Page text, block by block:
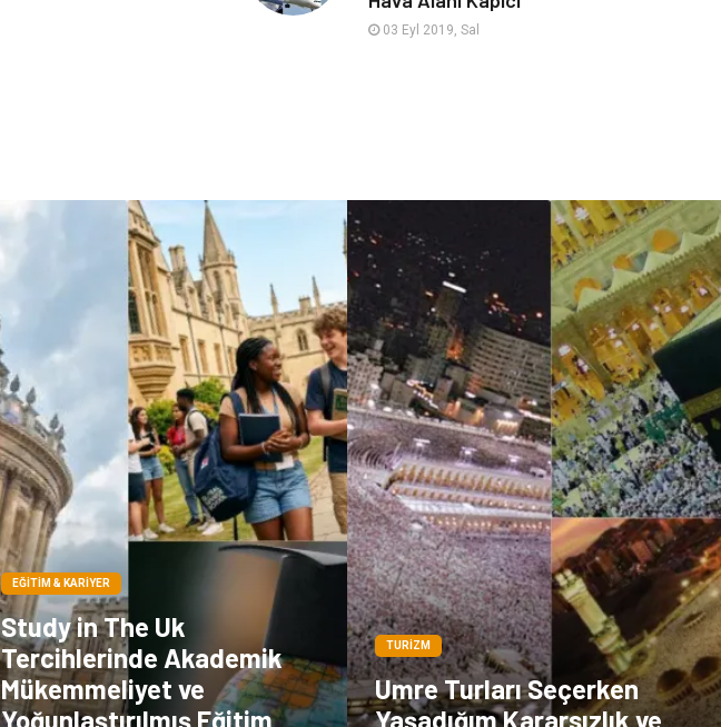
İnternet
Servisleri
Doğal Enerji
Kaynakları
İşitme
Hediyelik Eşya Veteriner
Pazarlama Moda
03 Eyl 2019, Sal
EĞITIM & KARIYER
Study in The Uk
Tercihlerinde Akademik
Mükemmeliyet ve
Yoğunlaştırılmış Eğitim
TURIZM
Umre Turları Seçerken
Yaşadığım Kararsızlık ve